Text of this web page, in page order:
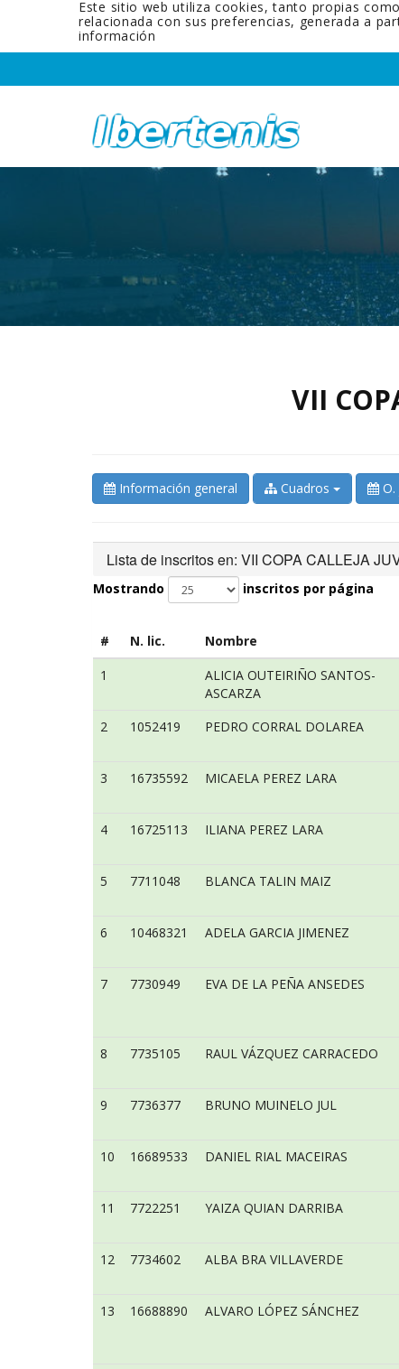
Este sitio web utiliza cookies, tanto propias
relacionada con sus preferencias, generada a
información
VII
Información general Cuadros
Lista de inscritos en: VII COPA CALLEJA
Mostrando inscritos por página
# N. lic. Nombre
1
ALICIA OUTEIRIÑO SANTOS-
ASCARZA
2 1052419 PEDRO CORRAL DOLAREA
3 16735592 MICAELA PEREZ LARA
4 16725113 ILIANA PEREZ LARA
5 7711048 BLANCA TALIN MAIZ
6 10468321 ADELA GARCIA JIMENEZ
7 7730949 EVA DE LA PEÑA ANSEDES
8 7735105 RAUL VÁZQUEZ CARRACEDO
9 7736377 BRUNO MUINELO JUL
10 16689533 DANIEL RIAL MACEIRAS
11 7722251 YAIZA QUIAN DARRIBA
12 7734602 ALBA BRA VILLAVERDE
13 16688890 ALVARO LÓPEZ SÁNCHEZ